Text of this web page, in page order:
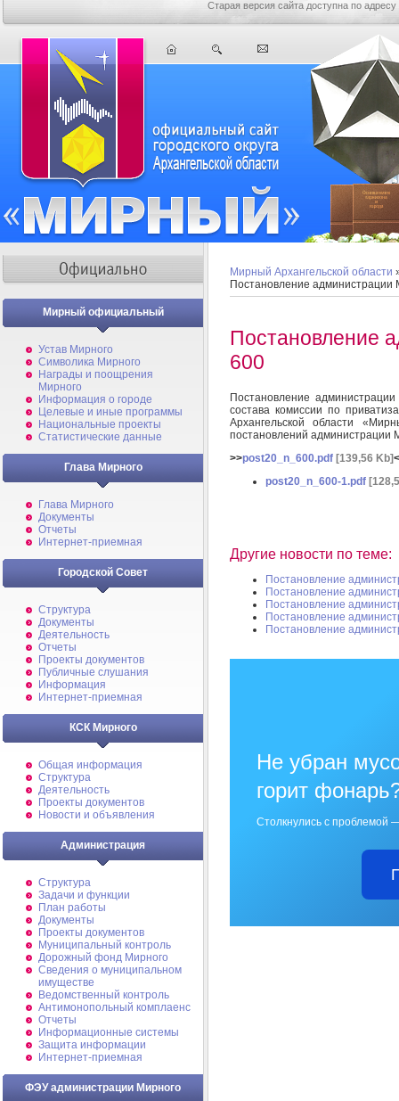
Старая версия сайта доступна по адресу
Мирный официальный
Устав Мирного
Символика Мирного
Награды и поощрения
Мирного
Информация о городе
Целевые и иные программы
Национальные проекты
Статистические данные
Глава Мирного
Глава Мирного
Документы
Отчеты
Интернет-приемная
Городской Совет
Структура
Документы
Деятельность
Отчеты
Проекты документов
Публичные слушания
Информация
Интернет-приемная
КСК Мирного
Общая информация
Структура
Деятельность
Проекты документов
Новости и объявления
Администрация
Структура
Задачи и функции
План работы
Документы
Проекты документов
Муниципальный контроль
Дорожный фонд Мирного
Cведения о муниципальном
имуществе
Ведомственный контроль
Антимонопольный комплаенс
Отчеты
Информационные системы
Защита информации
Интернет-приемная
ФЭУ администрации Мирного
Мирный Архангельской области
Постановление
Постановление
600
Постановление
состава комиссии по
Архангельской области
постановлений администрации
>>post20_n_600.pdf [139,56 Kb]
post20_n_600-1.pdf
Другие новости по теме:
Постановление
Постановление
Постановление
Постановление
Постановление
Не убран
горит
Столкнулись с проблемой